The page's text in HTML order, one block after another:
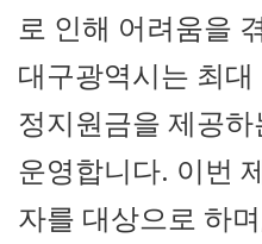
로 인해 어려움을
대구광역시는 최
정지원금을 제공
운영합니다. 이번
자를 대상으로 하